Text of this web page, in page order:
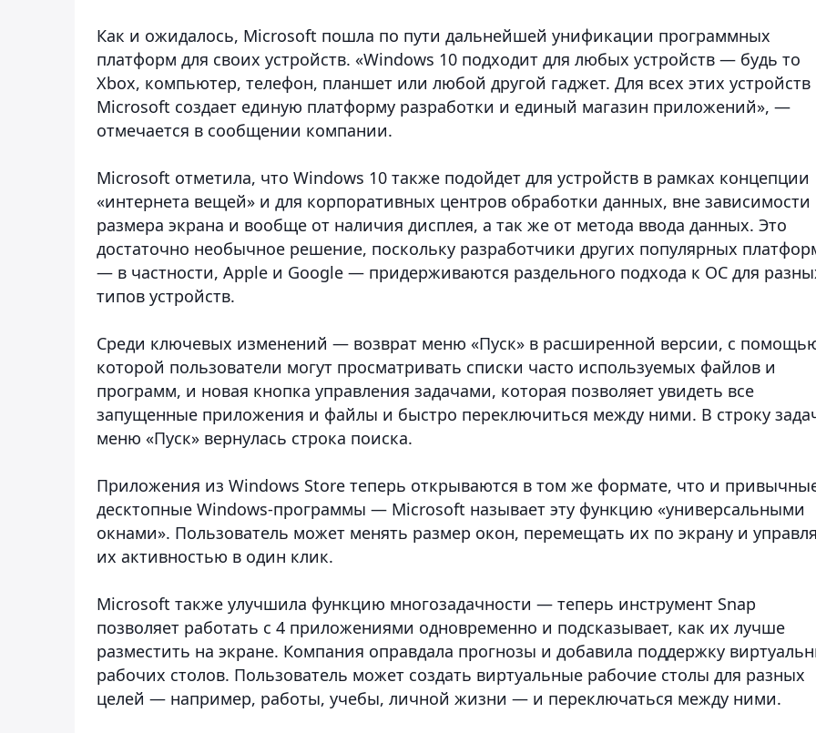
Как и ожидалось, Microsoft пошла по пути дальнейшей унификации программных
платформ для своих устройств. «Windows 10 подходит для любых устройств — будь то
Xbox, компьютер, телефон, планшет или любой другой гаджет. Для всех этих устройств
Microsoft создает единую платформу разработки и единый магазин приложений», —
отмечается в сообщении компании.
Microsoft отметила, что Windows 10 также подойдет для устройств в рамках концепции
«интернета вещей» и для корпоративных центров обработки данных, вне зависимости
размера экрана и вообще от наличия дисплея, а так же от метода ввода данных. Это
достаточно необычное решение, поскольку разработчики других популярных
— в частности, Apple и Google — придерживаются раздельного подхода к ОС для
типов устройств.
Среди ключевых изменений — возврат меню «Пуск» в расширенной версии, с
которой пользователи могут просматривать списки часто используемых файлов и
программ, и новая кнопка управления задачами, которая позволяет увидеть все
запущенные приложения и файлы и быстро переключиться между ними. В строку
меню «Пуск» вернулась строка поиска.
Приложения из Windows Store теперь открываются в том же формате, что и
десктопные Windows-программы — Microsoft называет эту функцию «универсальными
окнами». Пользователь может менять размер окон, перемещать их по экрану и
их активностью в один клик.
Microsoft также улучшила функцию многозадачности — теперь инструмент Snap
позволяет работать с 4 приложениями одновременно и подсказывает, как их лучше
разместить на экране. Компания оправдала прогнозы и добавила поддержку
рабочих столов. Пользователь может создать виртуальные рабочие столы для разных
целей — например, работы, учебы, личной жизни — и переключаться между ними.